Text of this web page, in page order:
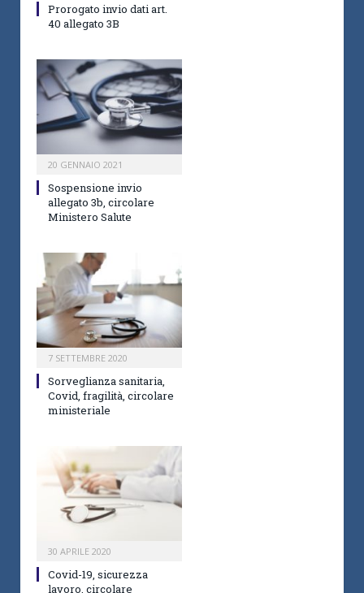
Prorogato invio dati art.
40 allegato 3B
20 GENNAIO 2021
Sospensione invio
allegato 3b, circolare
Ministero Salute
7 SETTEMBRE 2020
Sorveglianza sanitaria,
Covid, fragilità, circolare
ministeriale
30 APRILE 2020
Covid-19, sicurezza
lavoro, circolare